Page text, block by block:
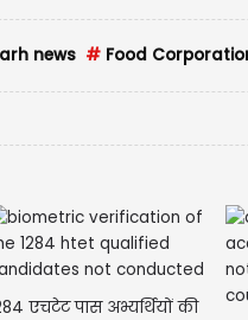
news # Food
एचटेट पास अभ्यर्थियों की